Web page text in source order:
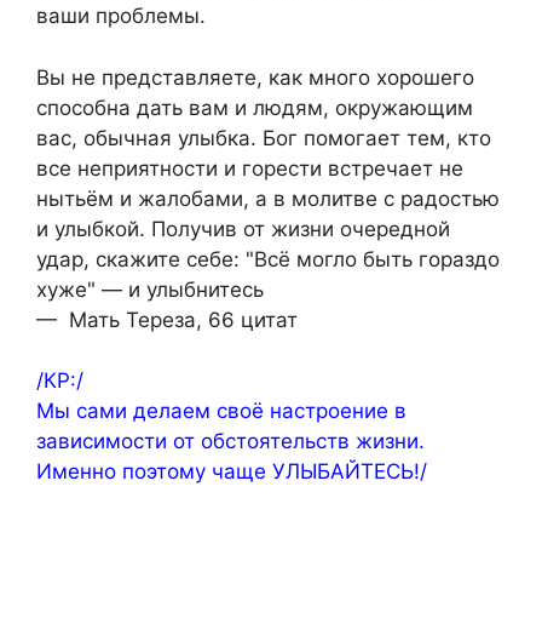
ваши проблемы.
Вы не представляете, как много хорошего
способна дать вам и людям, окружающим
вас, обычная улыбка. Бог помогает тем, кто
все неприятности и горести встречает не
нытьём и жалобами, а в молитве с радостью
и улыбкой. Получив от жизни очередной
удар, скажите себе: "Всё могло быть гораздо
хуже" — и улыбнитесь
— Мать Тереза, 66 цитат
/КР:/
Мы сами делаем своё настроение в
зависимости от обстоятельств жизни.
Именно поэтому чаще УЛЫБАЙТЕСЬ!/